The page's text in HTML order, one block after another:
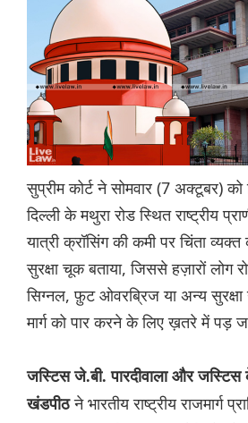
सुप्रीम कोर्ट ने सोमवार (7 अक्टूबर) को
दिल्ली के मथुरा रोड स्थित राष्ट्रीय
यात्री क्रॉसिंग की कमी पर चिंता
सुरक्षा चूक बताया, जिससे हज़ारों लोग
सिग्नल, फ़ुट ओवरब्रिज या अन्य
मार्ग को पार करने के लिए ख़तरे में पड़
जस्टिस जे.बी. पारदीवाला और जस्टिस
खंडपीठने भारतीय राष्ट्रीय